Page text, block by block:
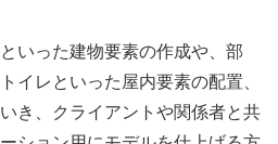
いった建物要素の作成や、部
イレといった屋内要素の配置、
き、クライアントや関係者と共